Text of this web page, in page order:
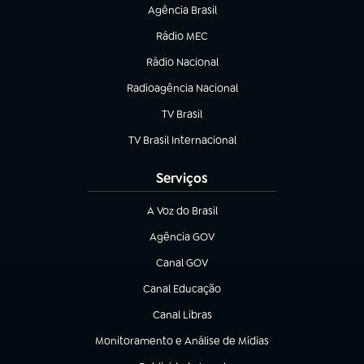
Agência Brasil
(abre em nova aba)
Rádio MEC
(abre em nova aba)
Rádio Nacional
Radioagência Nacional
(abre em nova aba)
TV Brasil
(abre em nova aba)
TV Brasil Internacional
(abre em nova aba)
Serviços
A Voz do Brasil
(abre em nova aba)
Agência GOV
(abre em nova aba)
Canal GOV
(abre em nova aba)
Canal Educação
(abre em nova aba)
Canal Libras
(abre em nova aba)
Monitoramento e Análise de Mídias
(abre em nova aba)